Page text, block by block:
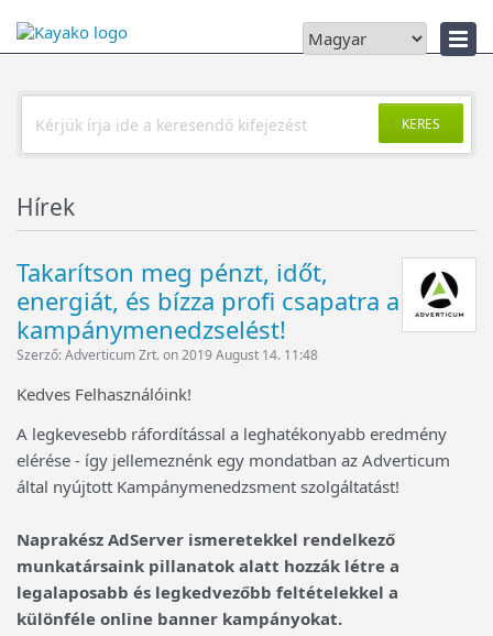
Hibaelhárító
KERES
Hírek
Takarítson meg pénzt, időt,
energiát, és bízza profi csapatra a
kampánymenedzselést!
Szerző: Adverticum Zrt. on 2019 August 14. 11:48
Kedves Felhasználóink!
A legkevesebb ráfordítással a leghatékonyabb eredmény
elérése - így jellemeznénk egy mondatban az Adverticum
által nyújtott Kampánymenedzsment szolgáltatást!
Naprakész AdServer ismeretekkel rendelkező
munkatársaink pillanatok alatt hozzák létre a
legalaposabb és legkedvezőbb feltételekkel a
különféle online banner kampányokat.